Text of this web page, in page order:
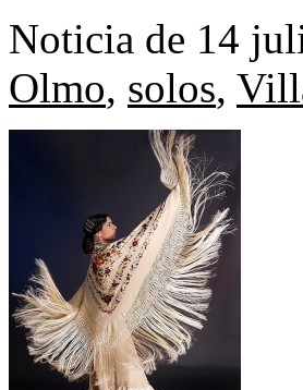
Noticia de 14
Olmo, solos,